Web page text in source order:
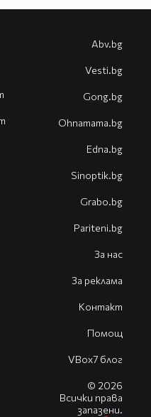
Abv.bg
Vesti.bg
Gong.bg
Оhnamama.bg
Edna.bg
Sinoptik.bg
Grabo.bg
Pariteni.bg
За нас
За реклама
Контакт
Помощ
VBox7 блог
© 2026
Всички права
запазени.